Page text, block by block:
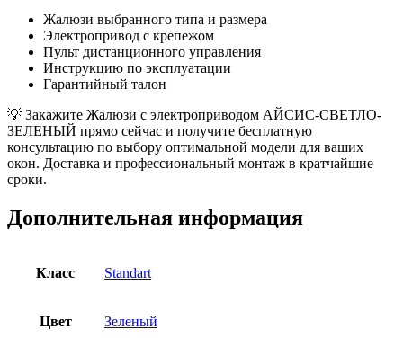
Жалюзи выбранного типа и размера
Электропривод с крепежом
Пульт дистанционного управления
Инструкцию по эксплуатации
Гарантийный талон
💡 Закажите Жалюзи с электроприводом АЙСИС-СВЕТЛО-
ЗЕЛЕНЫЙ прямо сейчас и получите бесплатную
консультацию по выбору оптимальной модели для ваших
окон. Доставка и профессиональный монтаж в кратчайшие
сроки.
Дополнительная информация
Класс Standart
Цвет Зеленый